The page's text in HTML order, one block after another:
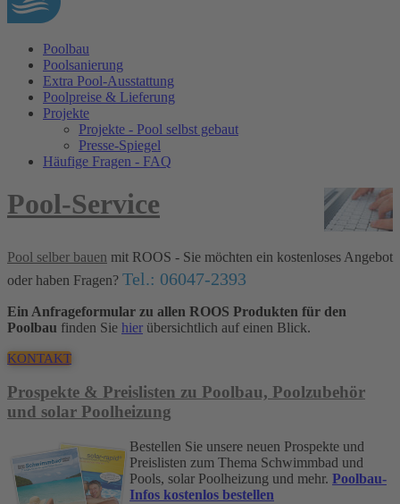
Poolbau
Poolsanierung
Extra Pool-Ausstattung
Poolpreise & Lieferung
Projekte
Projekte - Pool selbst gebaut
Presse-Spiegel
Häufige Fragen - FAQ
Pool-Service
Pool selber bauen mit ROOS - Sie möchten ein kostenloses Angebot
oder haben Fragen? Tel.: 06047-2393
Ein Anfrageformular zu allen ROOS Produkten für den
Poolbau finden Sie hier übersichtlich auf einen Blick.
KONTAKT
Prospekte & Preislisten zu Poolbau, Poolzubehör
und solar Poolheizung
Bestellen Sie unsere neuen Prospekte und
Preislisten zum Thema Schwimmbad und
Pools, solar Poolheizung und mehr. Poolbau-
Infos kostenlos bestellen